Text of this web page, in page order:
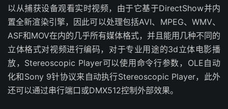
以从捕获设备观看实时视频，由于它基于DirectShow并内
置全新渲染引擎，因此可以处理包括AVI、MPEG、WMV、
ASF和MOV在内的几乎所有媒体格式，并且能用几种不同的
立体格式对视频进行编码，对于专业用途的3d立体电影播
放，Stereoscopic Player可以使用命令行参数，OLE自动
化和Sony 9针协议来自动执行Stereoscopic Player，此外
还可以通过串行端口或DMX512控制外部效果。